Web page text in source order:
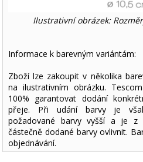
Ilustrativní obrázek:
Informace k barevným variántám:
Zboží lze zakoupit v několika
na ilustrativním obrázku.
100% garantovat dodání
přeje. Při udání barvy je
požadované barvy vyšší a je z
částečně dodané barvy ovlivnit.
objednávání.